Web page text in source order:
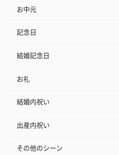
お中元
記念日
結婚記念日
お礼
結婚内祝い
出産内祝い
その他のシーン